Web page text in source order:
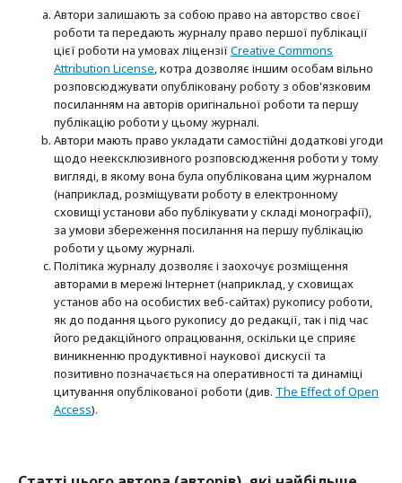
Автори залишають за собою право на авторство своєї
роботи та передають журналу право першої публікації
цієї роботи на умовах ліцензії Creative Commons
Attribution License, котра дозволяє іншим особам вільно
розповсюджувати опубліковану роботу з обов'язковим
посиланням на авторів оригінальної роботи та першу
публікацію роботи у цьому журналі.
Автори мають право укладати самостійні додаткові угоди
щодо неексклюзивного розповсюдження роботи у тому
вигляді, в якому вона була опублікована цим журналом
(наприклад, розміщувати роботу в електронному
сховищі установи або публікувати у складі монографії),
за умови збереження посилання на першу публікацію
роботи у цьому журналі.
Політика журналу дозволяє і заохочує розміщення
авторами в мережі Інтернет (наприклад, у сховищах
установ або на особистих веб-сайтах) рукопису роботи,
як до подання цього рукопису до редакції, так і під час
його редакційного опрацювання, оскільки це сприяє
виникненню продуктивної наукової дискусії та
позитивно позначається на оперативності та динаміці
цитування опублікованої роботи (див. The Effect of Open
Access).